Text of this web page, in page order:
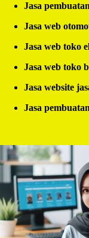
Jasa
Jasa web
Jasa web toko
Jasa web toko
Jasa website
Jasa